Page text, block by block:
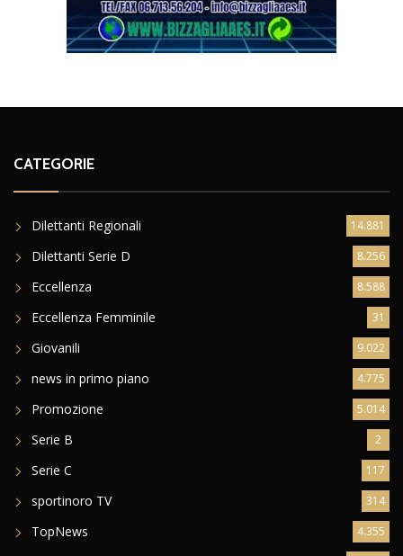
CATEGORIE
Dilettanti Regionali 14.881
Dilettanti Serie D 8.256
Eccellenza 8.588
Eccellenza Femminile 31
Giovanili 9.022
news in primo piano 4.775
Promozione 5.014
Serie B 2
Serie C 117
sportinoro TV 314
TopNews 4.355